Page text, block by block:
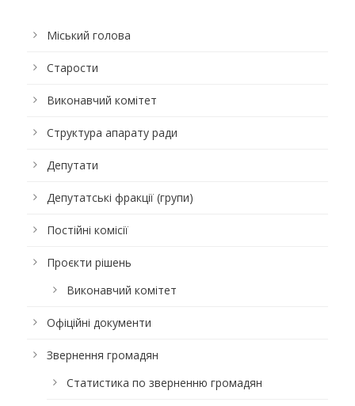
Міський голова
Старости
Виконавчий комітет
Структура апарату ради
Депутати
Депутатські фракції (групи)
Постійні комісії
Проєкти рішень
Виконавчий комітет
Офіційні документи
Звернення громадян
Статистика по зверненню громадян